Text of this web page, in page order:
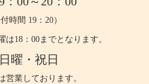
時間 19：20）
は18：00までとなります。
日曜・祝日
営業しております。